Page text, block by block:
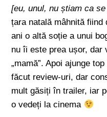
[eu, unul, nu știam ca
țara natală mâhnită
ani o altă soție a unui
nu îi este prea ușor, dar
„mamă”. Apoi ajunge
făcut review-uri, dar
mult găsiți în trailer, iar
o vedeți la cinema